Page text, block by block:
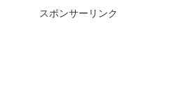
スポンサーリンク